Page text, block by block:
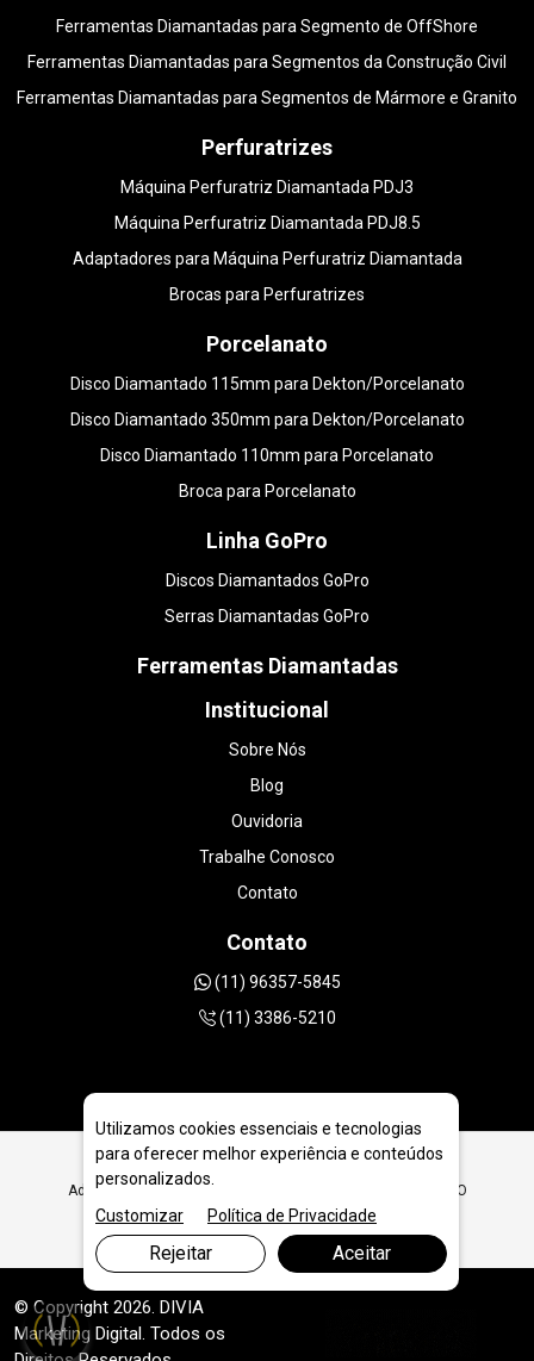
Ferramentas Diamantadas para Segmento de OffShore
Ferramentas Diamantadas para Segmentos da Construção Civil
Ferramentas Diamantadas para Segmentos de Mármore e Granito
Perfuratrizes
Máquina Perfuratriz Diamantada PDJ3
Máquina Perfuratriz Diamantada PDJ8.5
Adaptadores para Máquina Perfuratriz Diamantada
Brocas para Perfuratrizes
Porcelanato
Disco Diamantado 115mm para Dekton/Porcelanato
Disco Diamantado 350mm para Dekton/Porcelanato
Disco Diamantado 110mm para Porcelanato
Broca para Porcelanato
Linha GoPro
Discos Diamantados GoPro
Serras Diamantadas GoPro
Ferramentas Diamantadas
Institucional
Sobre Nós
Blog
Ouvidoria
Trabalhe Conosco
Contato
Contato
(11) 96357-5845
(11) 3386-5210
Adaptadores para Cálice Coroa Diamantada em Goiânia - GO
© Copyright 2026. DIVIA
Marketing Digital. Todos os
Utilizamos cookies essenciais e tecnologias
para oferecer melhor experiência e conteúdos
personalizados.
Customizar
Política de Privacidade
Rejeitar Aceitar